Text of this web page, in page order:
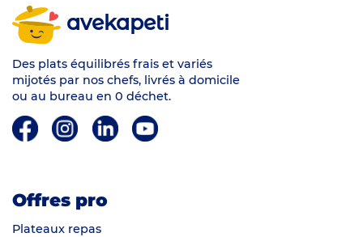
avekapeti
Des plats équilibrés frais et variés
mijotés par nos chefs, livrés à domicile
ou au bureau en 0 déchet.
Offres pro
Plateaux repas